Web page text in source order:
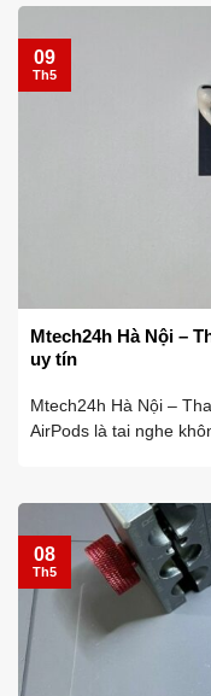
Mtech24h Hà Nội –
uy tín
Mtech24h Hà Nội –
AirPods là tai nghe
09
Th5
08
Th5